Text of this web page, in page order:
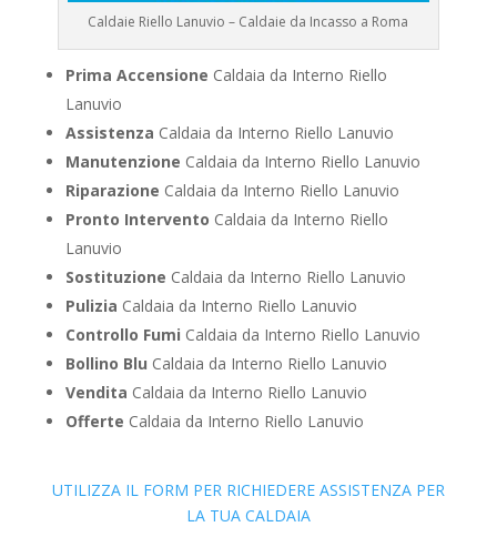
Caldaie Riello Lanuvio – Caldaie da Incasso a Roma
Prima Accensione Caldaia da Interno Riello
Lanuvio
Assistenza Caldaia da Interno Riello Lanuvio
Manutenzione Caldaia da Interno Riello Lanuvio
Riparazione Caldaia da Interno Riello Lanuvio
Pronto Intervento Caldaia da Interno Riello
Lanuvio
Sostituzione Caldaia da Interno Riello Lanuvio
Pulizia Caldaia da Interno Riello Lanuvio
Controllo Fumi Caldaia da Interno Riello Lanuvio
Bollino Blu Caldaia da Interno Riello Lanuvio
Vendita Caldaia da Interno Riello Lanuvio
Offerte Caldaia da Interno Riello Lanuvio
UTILIZZA IL FORM PER RICHIEDERE ASSISTENZA PER
LA TUA CALDAIA